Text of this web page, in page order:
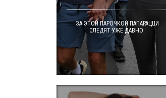
ЗА ЭТОЙ ПАРОЧКОЙ ПАПАРАЦЦИ
СЛЕДЯТ УЖЕ ДАВНО.